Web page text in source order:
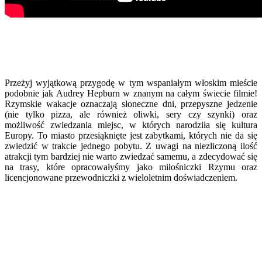
Przeżyj wyjątkową przygodę w tym wspaniałym włoskim mieście
podobnie jak Audrey Hepburn w znanym na całym świecie filmie!
Rzymskie wakacje oznaczają słoneczne dni, przepyszne jedzenie
(nie tylko pizza, ale również oliwki, sery czy szynki) oraz
możliwość zwiedzania miejsc, w których narodziła się kultura
Europy. To miasto przesiąknięte jest zabytkami, których nie da się
zwiedzić w trakcie jednego pobytu. Z uwagi na niezliczoną ilość
atrakcji tym bardziej nie warto zwiedzać samemu, a zdecydować się
na trasy, które opracowałyśmy jako miłośniczki Rzymu oraz
licencjonowane przewodniczki z wieloletnim doświadczeniem.